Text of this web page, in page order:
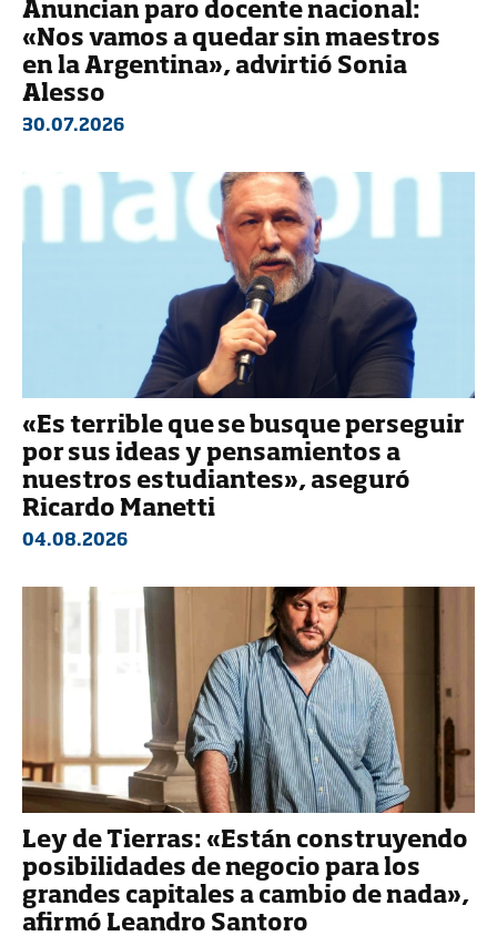
Anuncian paro docente nacional:
«Nos vamos a quedar sin maestros
en la Argentina», advirtió Sonia
Alesso
30.07.2026
«Es terrible que se busque perseguir
por sus ideas y pensamientos a
nuestros estudiantes», aseguró
Ricardo Manetti
04.08.2026
Ley de Tierras: «Están construyendo
posibilidades de negocio para los
grandes capitales a cambio de nada»,
afirmó Leandro Santoro